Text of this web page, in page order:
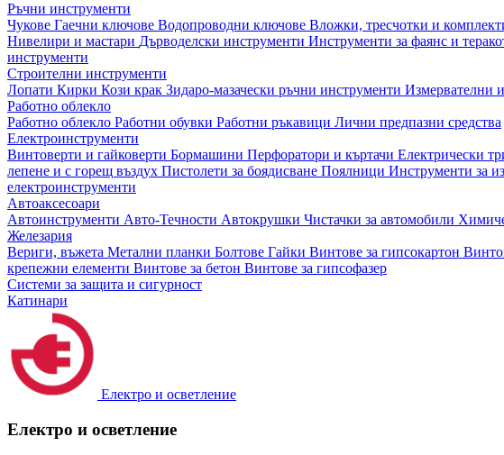
Ръчни инструменти
Чукове Гаечни ключове Водопроводни ключове Вложки, тресчотки и
Нивелири и мастари Дърводелски инструменти Инструменти за фаянс и
инструменти
Строителни инструменти
Лопати Кирки Кози крак Зидаро-мазачески ръчни инструменти Измервателни
Работно облекло
Работно облекло Работни обувки Работни ръкавици Лични предпазни средства
Електроинструменти
Винтоверти и гайковерти Бормашини Перфоратори и къртачи Електрически
лепене и с горещ въздух Пистолети за боядисване Поялници Инструменти за
електроинструменти
Автоаксесоари
Автоинструменти Авто-Течности Автокрушки Чистачки за автомобили
Железария
Вериги, въжета Метални планки Болтове Гайки Винтове за гипсокартон
крепежни елементи Винтове за бетон Винтове за гипсофазер
Системи за защита и сигурност
Катинари
Електро и осветление
Електро и осветление